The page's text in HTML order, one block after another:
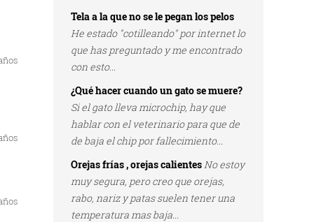
Tela a la que no se le pegan los pelos
He estado "cotilleando" por internet lo
que has preguntado y me encontrado
con esto...
¿Qué hacer cuando un gato se muere?
Si el gato lleva microchip, hay que
hablar con el veterinario para que de
de baja el chip por fallecimiento...
Orejas frías , orejas calientesNo estoy
muy segura, pero creo que orejas,
rabo, nariz y patas suelen tener una
temperatura mas baja...